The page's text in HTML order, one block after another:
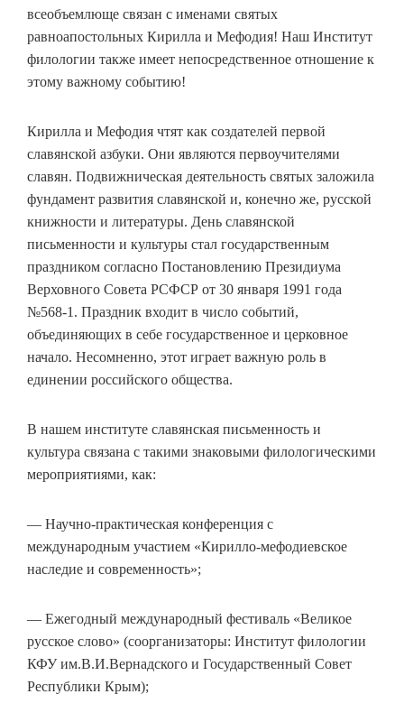
всеобъемлюще связан с именами святых
равноапостольных Кирилла и Мефодия! Наш Институт
филологии также имеет непосредственное отношение к
этому важному событию!
Кирилла и Мефодия чтят как создателей первой
славянской азбуки. Они являются первоучителями
славян. Подвижническая деятельность святых заложила
фундамент развития славянской и, конечно же, русской
книжности и литературы. День славянской
письменности и культуры стал государственным
праздником согласно Постановлению Президиума
Верховного Совета РСФСР от 30 января 1991 года
№568-1. Праздник входит в число событий,
объединяющих в себе государственное и церковное
начало. Несомненно, этот играет важную роль в
единении российского общества.
В нашем институте славянская письменность и
культура связана с такими знаковыми филологическими
мероприятиями, как:
— Научно-практическая конференция с
международным участием «Кирилло-мефодиевское
наследие и современность»;
— Ежегодный международный фестиваль «Великое
русское слово» (соорганизаторы: Институт филологии
КФУ им.В.И.Вернадского и Государственный Совет
Республики Крым);